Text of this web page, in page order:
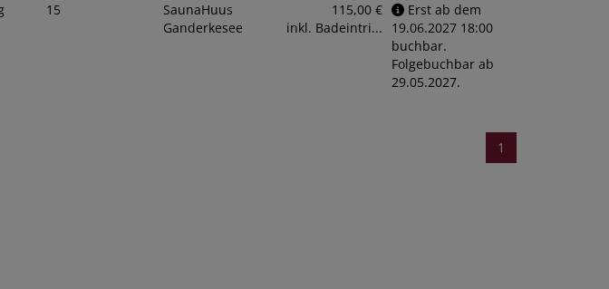
15
SaunaHuus
Ganderkesee
115,00 €
inkl. Badeintri...
Erst ab dem
19.06.2027 18:00
buchbar.
Folgebuchbar ab
29.05.2027.
1